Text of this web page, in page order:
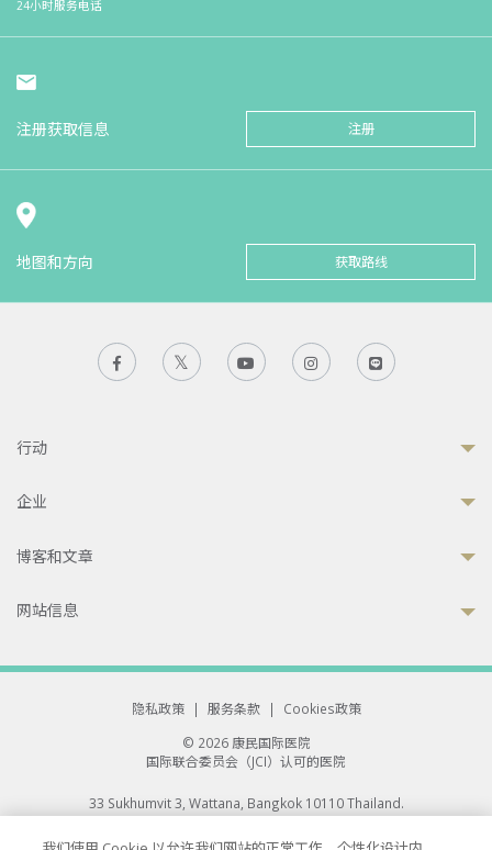
24小时服务电话
注册获取信息 注册
地图和方向 获取路线
行动
企业
博客和文章
网站信息
隐私政策 | 服务条款 |
Cookies政策
© 2026 康民国际医院
国际联合委员会（JCI）认可的医院
33 Sukhumvit 3, Wattana, Bangkok 10110 Thailand.
All rights reserved.